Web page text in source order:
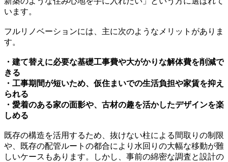
います。
フルリノベーションには、主に次のようなメリットがありま
す。
・建て替えに必要な基礎工事費や大がかりな解体費を削減で
きる
・工事期間が短いため、仮住まいでの生活負担や家賃を抑え
られる
・愛着のある家の面影や、古材の趣を活かしたデザインを楽
しめる
既存の構造を活用するため、抜けない柱による間取りの制限
や、既存の配管ルートの都合により水回りの大幅な移動が難
しいケースもあります。しかし、事前の綿密な調査と設計の